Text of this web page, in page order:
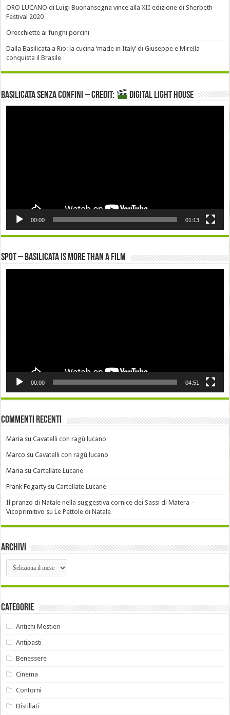
ORO LUCANO di Luigi Buonansegna vince alla XII edizione di Sherbeth
Festival 2020
Orecchiette ai funghi porcini
Dalla Basilicata a Rio: la cucina ‘made in Italy’ di Giuseppe e Mirella
conquista il Brasile
Basilicata senza confini – Credit: DIGITAL LIGHT HOUSE
00:00 01:13
Spot – Basilicata is more than a Film
00:00 04:51
Commenti recenti
Maria suCavatelli con ragù lucano
Marco suCavatelli con ragù lucano
Maria suCartellate Lucane
Frank FogartysuCartellate Lucane
Il pranzo di Natale nella suggestiva cornice dei Sassi di Matera –
Vicoprimitivo suLe Pettole di Natale
Archivi
Archivi
Categorie
Antichi Mestieri
Antipasti
Benessere
Cinema
Contorni
Distillati